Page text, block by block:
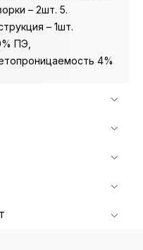
– 2шт. 5.
– 1шт.
ПЭ,
4%